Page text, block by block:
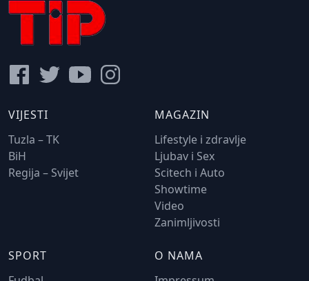
VIJESTI
Tuzla – TK
BiH
Regija – Svijet
MAGAZIN
Lifestyle i zdravlje
Ljubav i Sex
Scitech i Auto
Showtime
Video
Zanimljivosti
SPORT
O NAMA